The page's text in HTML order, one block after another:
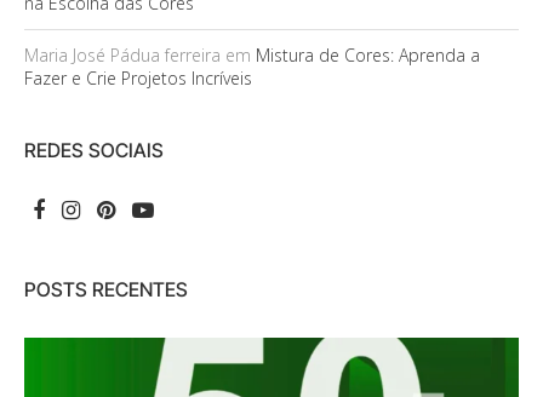
Maria José Pádua ferreira em Mistura de Cores: Aprenda a
Fazer e Crie Projetos Incríveis
REDES SOCIAIS
POSTS RECENTES